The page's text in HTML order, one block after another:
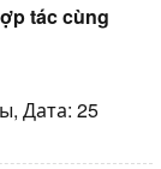
tác cùng
Дата: 25